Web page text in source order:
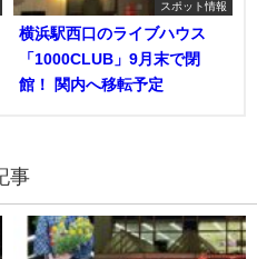
スポット情報
横浜駅西口のライブハウス
「1000CLUB」9月末で閉
館！ 関内へ移転予定
事